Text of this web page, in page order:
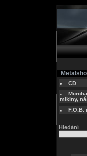
CD
mikiny,
F.O.B.
Hledání